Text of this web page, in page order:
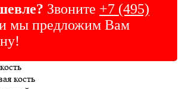
Звоните +7 (495)
мы предложим Вам
кость